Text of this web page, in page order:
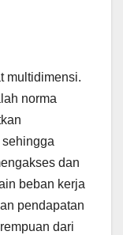
multidimensi.
norma
dan
beban kerja
pendapatan
dari